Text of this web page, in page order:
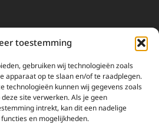
toestemming
gebruiken wij technologieën zoals
apparaat op te slaan en/of te raadplegen.
technologieën kunnen wij gegevens zoals
site verwerken. Als je geen
intrekt, kan dit een nadelige
en mogelijkheden.